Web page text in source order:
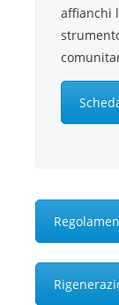
affianchi